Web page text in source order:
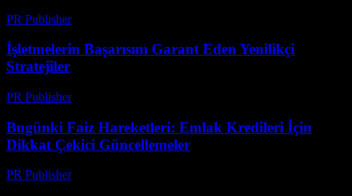
PR Publisher-
İşletmelerin Başarısını Garant Eden Yenilikçi
Stratejiler
PR Publisher-
Bugünki Faiz Hareketleri: Emlak Kredileri İçin
Dikkat Çekici Güncellemeler
PR Publisher-